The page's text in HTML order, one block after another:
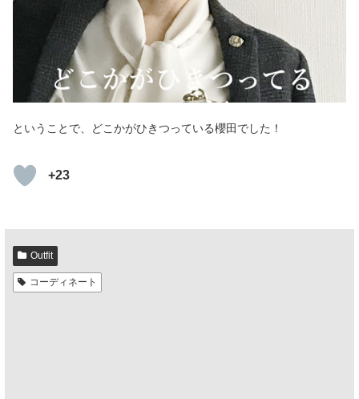
ということで、どこかがひきつっている櫻田でした！
+23
Outfit
コーディネート